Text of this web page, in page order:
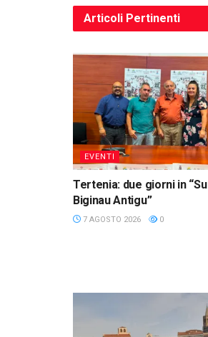
Articoli Pertinenti
EVENTI
Tertenia: due giorni in “Su
Biginau Antigu”
7 AGOSTO 2026 0